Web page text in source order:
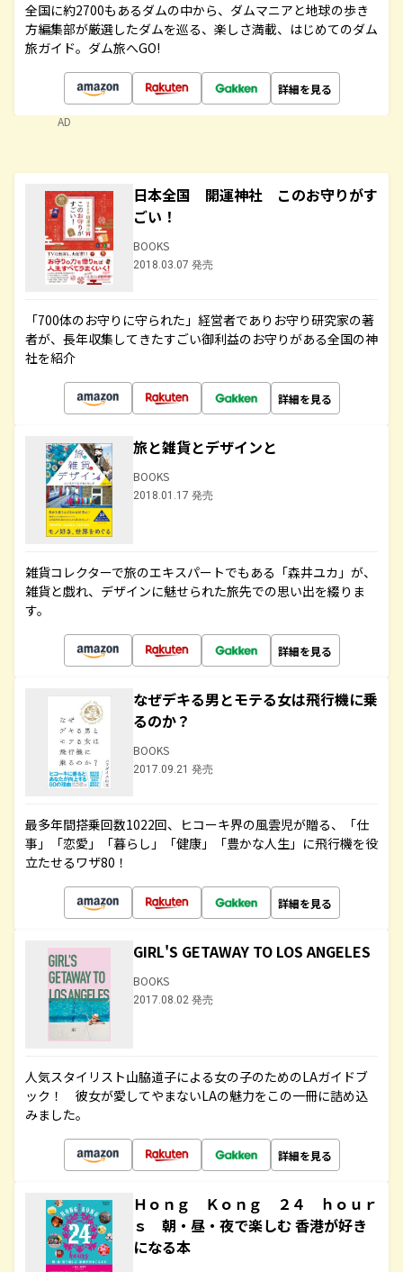
全国に約2700もあるダムの中から、ダムマニアと地球の歩き
方編集部が厳選したダムを巡る、楽しさ満載、はじめてのダム
旅ガイド。ダム旅へGO!
詳細を見る
AD
日本全国 開運神社 このお守りがす
ごい！
BOOKS
2018.03.07 発売
「700体のお守りに守られた」経営者でありお守り研究家の著
者が、長年収集してきたすごい御利益のお守りがある全国の神
社を紹介
詳細を見る
旅と雑貨とデザインと
BOOKS
2018.01.17 発売
雑貨コレクターで旅のエキスパートでもある「森井ユカ」が、
雑貨と戯れ、デザインに魅せられた旅先での思い出を綴りま
す。
詳細を見る
なぜデキる男とモテる女は飛行機に乗
るのか？
BOOKS
2017.09.21 発売
最多年間搭乗回数1022回、ヒコーキ界の風雲児が贈る、「仕
事」「恋愛」「暮らし」「健康」「豊かな人生」に飛行機を役
立たせるワザ80！
詳細を見る
GIRL'S GETAWAY TO LOS ANGELES
BOOKS
2017.08.02 発売
人気スタイリスト山脇道子による女の子のためのLAガイドブ
ック！ 彼女が愛してやまないLAの魅力をこの一冊に詰め込
みました。
詳細を見る
Ｈｏｎｇ Ｋｏｎｇ ２４ ｈｏｕｒ
ｓ 朝・昼・夜で楽しむ 香港が好き
になる本